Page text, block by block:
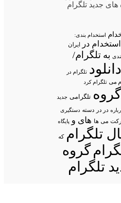
های جدید تلگرام
استخدام بندی:
استخدام در ایران
به تلگرام/
تلگرام در
می تلگرام کرد
تلگرامی جدید
در در دسته دستگیری
می ها های و پایگاه
تلگرام که
گروه
تلگرام